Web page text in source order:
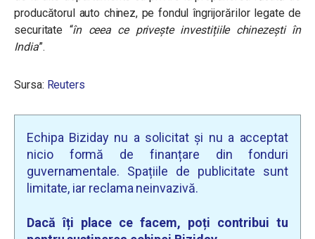
producătorul auto chinez, pe fondul îngrijorărilor legate de
securitate “în ceea ce privește investițiile chinezești în
India”.
Sursa: Reuters
Echipa Biziday nu a solicitat și nu a acceptat
nicio formă de finanțare din fonduri
guvernamentale. Spațiile de publicitate sunt
limitate, iar reclama neinvazivă.
Dacă îți place ce facem, poți contribui tu